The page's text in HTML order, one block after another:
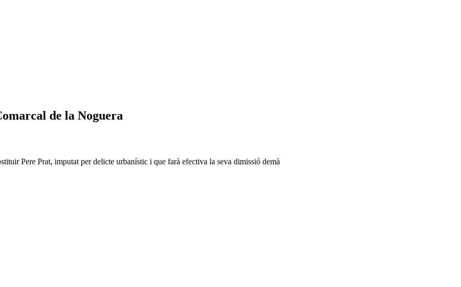
de la Noguera
Pere Prat, imputat per delicte urbanístic i que farà efectiva la seva dimissió demà